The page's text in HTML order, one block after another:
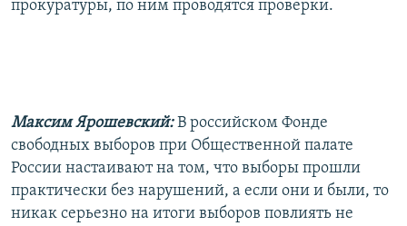
прокуратуры, по ним проводятся проверки.
Максим Ярошевский: В российском Фонде
свободных выборов при Общественной палате
России настаивают на том, что выборы прошли
практически без нарушений, а если они и были, то
никак серьезно на итоги выборов повлиять не